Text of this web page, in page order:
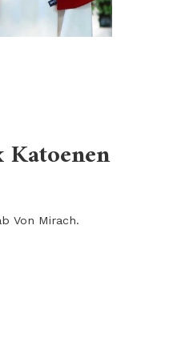
Von Mirach.